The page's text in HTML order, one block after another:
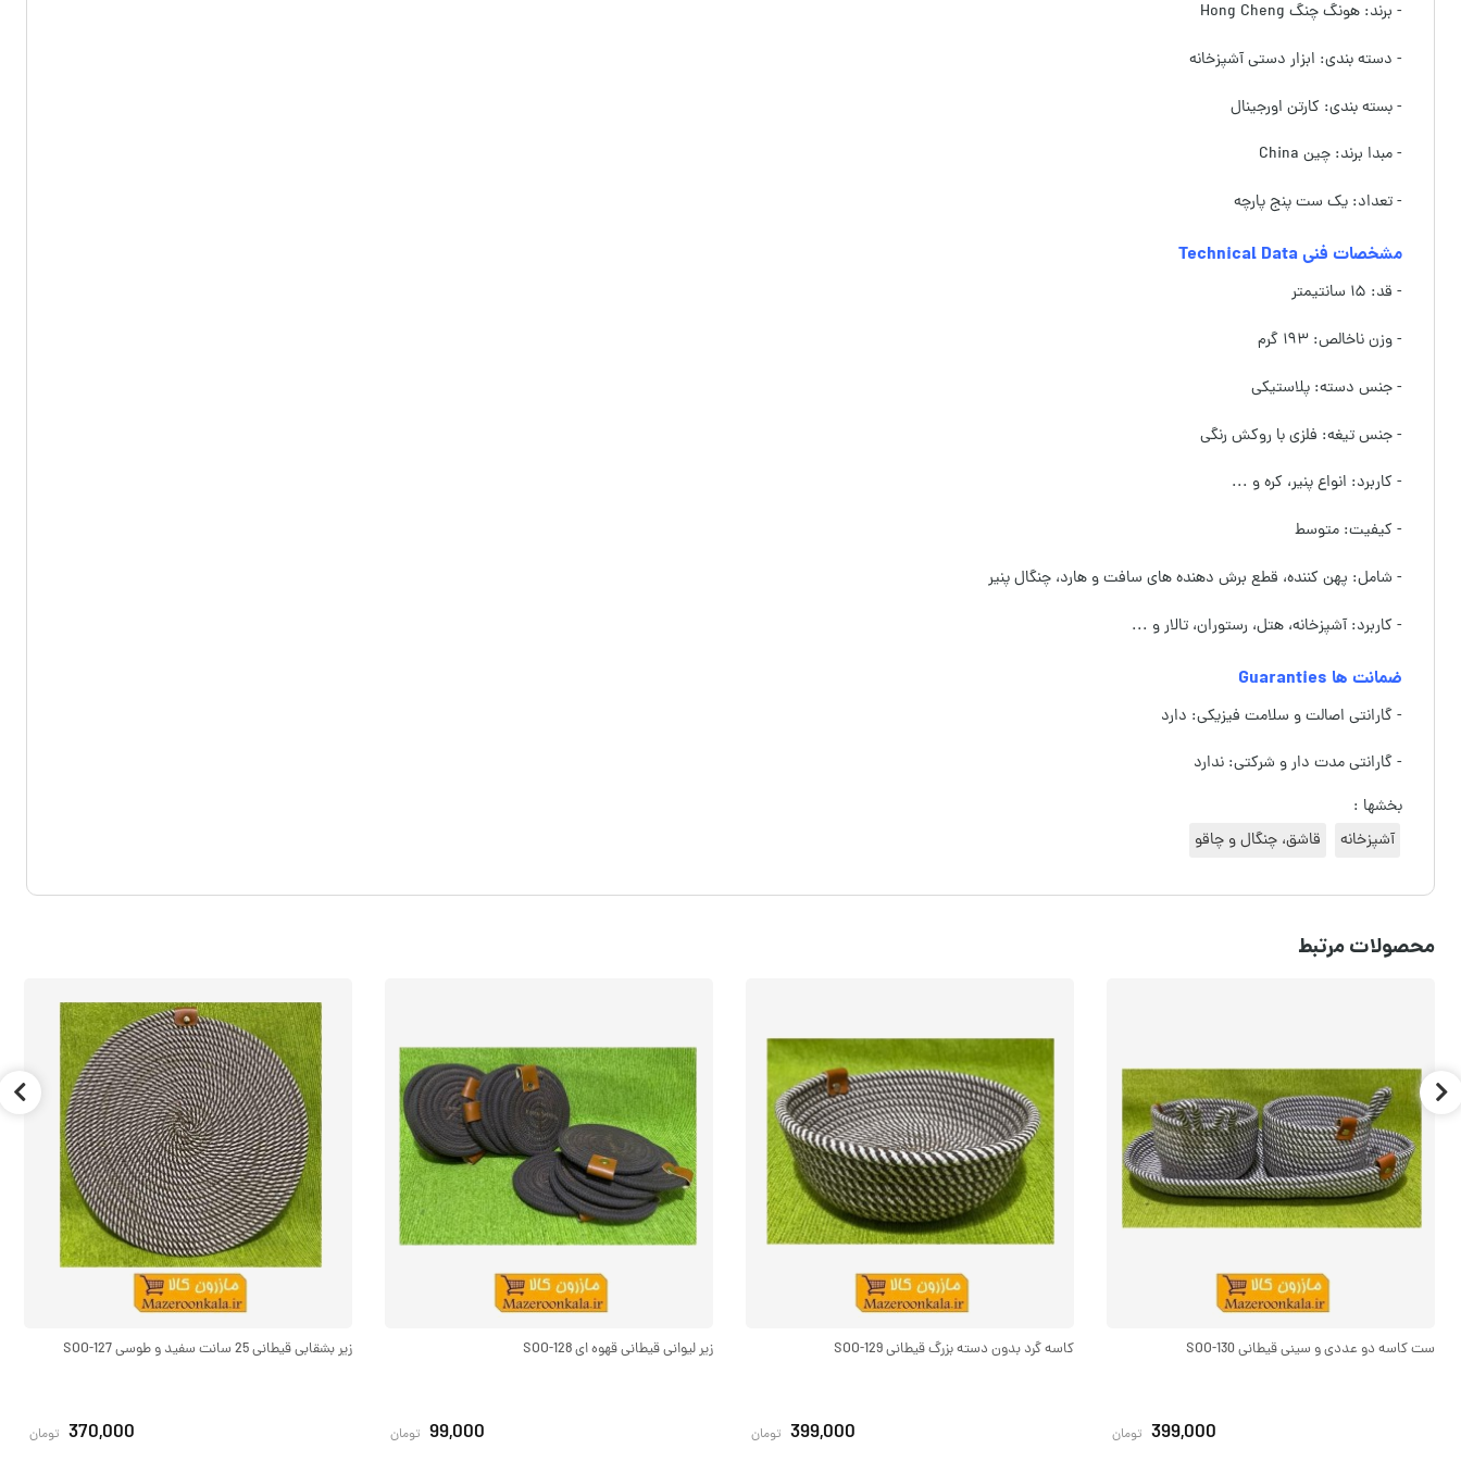
- برند: هونگ چنگ Hong Cheng
- دسته بندی: ابزار دستی آشپزخانه
- بسته بندی: کارتن اورجینال
- مبدا برند: چین China
- تعداد: یک ست پنج پارچه
مشخصات فنی Technical Data
- قد: ۱۵ سانتیمتر
- وزن ناخالص: ۱۹۳ گرم
- جنس دسته: پلاستیکی
- جنس تیغه: فلزی با روکش رنگی
- کاربرد: انواع پنیر، کره و ...
- کیفیت: متوسط
- شامل: پهن کننده، قطع برش دهنده های سافت و هارد، چنگال پنیر
- کاربرد: آشپزخانه، هتل، رستوران، تالار و ...
ضمانت ها Guaranties
- گارانتی اصالت و سلامت فیزیکی: دارد
- گارانتی مدت دار و شرکتی: ندارد
بخشها :
آشپزخانه
قاشق، چنگال و چاقو
محصولات مرتبط
ست کاسه دو عددی و سینی قیطانی SOO-130
399,000 تومان
کاسه گرد بدون دسته بزرگ قیطانی SOO-129
399,000 تومان
زیر لیوانی قیطانی قهوه ای SOO-128
99,000 تومان
زیر بشقابی قیطانی 25 سانت سفید و طوسی SOO-127
370,000 تومان